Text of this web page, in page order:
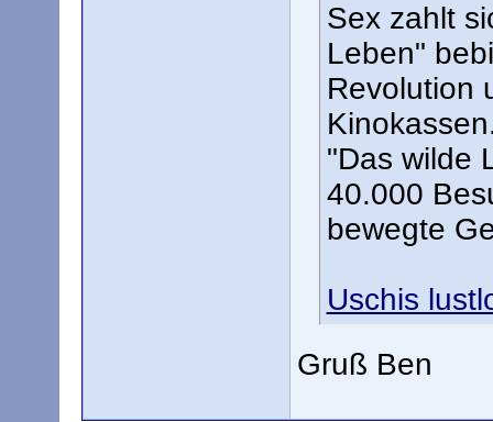
Sex zahlt
Leben"
Revolution
"Das wilde
40.000
bewegte
Uschis
Gruß Ben